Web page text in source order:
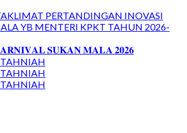
PERTANDINGAN INOVASI
YB MENTERI KPKT TAHUN 2026-
𝐒𝐔𝐊𝐀𝐍 𝐌𝐀𝐋𝐀 𝟐𝟎𝟐𝟔
TAHNIAH
TAHNIAH
TAHNIAH